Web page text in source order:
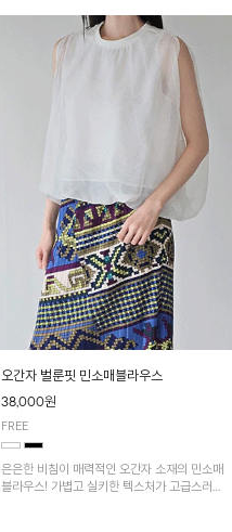
오간자 벌룬핏 민소매블라우스
38,000원
FREE
은은한 비침이 매력적인 오간자 소재의 민소매
블라우스! 가볍고 실키한 텍스처가 고급스러운